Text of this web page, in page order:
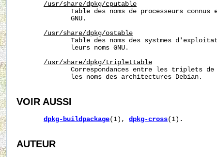
/usr/share/dpkg/cputable
Table des noms de processeurs connus
              GNU.
/usr/share/dpkg/ostable
Table des noms des systmes
              leurs noms GNU.
/usr/share/dpkg/triplettable
Correspondances entre les triplets
              les noms des architectures Debian.
VOIR AUSSI
dpkg-buildpackage(1), dpkg-cross(1).
AUTEUR